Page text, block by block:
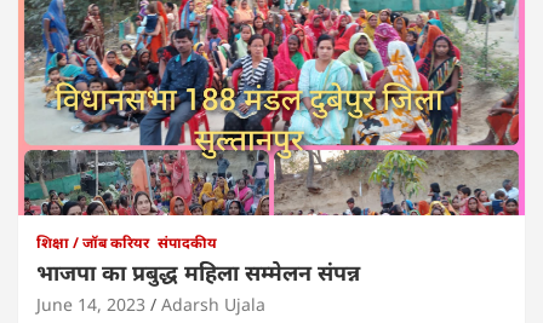
शिक्षा / जॉब करियर संपादकीय
भाजपा का प्रबुद्ध महिला सम्मेलन संपन्न
June 14, 2023 Adarsh Ujala